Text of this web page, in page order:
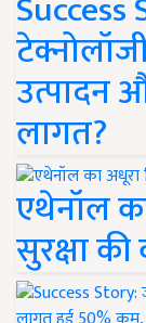
उत्पादन
लागत?
एथेनॉल
सुरक्षा